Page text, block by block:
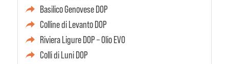
Basilico Genovese DOP
Colline di Levanto DOP
Riviera Ligure DOP – Olio EVO
Colli di Luni DOP